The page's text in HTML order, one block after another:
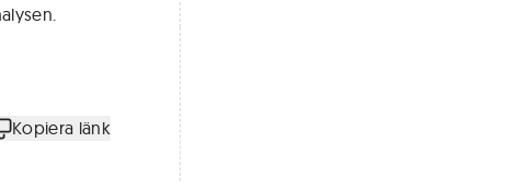
Kopiera länk